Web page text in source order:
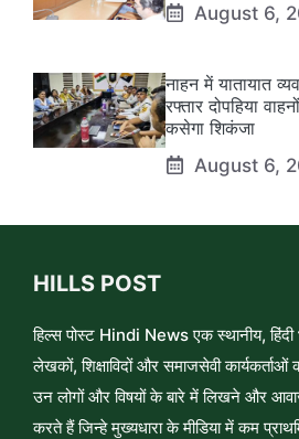
August 6,
नाहन में यातायात
रफ्तार दोपहिया
कसेगा शिकंजा
August 6,
HILLS POST
हिल्स पोस्ट Hindi News एक स्थानीय,
लेखकों, शिक्षाविदों और समाजसेवी
उन लोगों और विषयों के बारे में लिखने और
करते हैं जिन्हे मुख्यधारा के मीडिया में कम